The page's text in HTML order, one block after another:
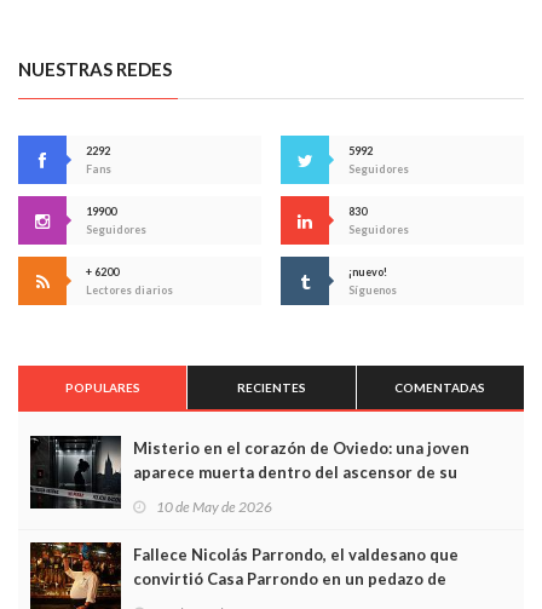
NUESTRAS REDES
2292
Fans
5992
Seguidores
19900
Seguidores
830
Seguidores
+ 6200
Lectores diarios
¡nuevo!
Síguenos
POPULARES RECIENTES COMENTADAS
Misterio en el corazón de Oviedo: una joven
aparece muerta dentro del ascensor de su
edificio y las cámaras captan sus últimos minutos
10 de May de 2026
Fallece Nicolás Parrondo, el valdesano que
convirtió Casa Parrondo en un pedazo de
Asturias en Madrid